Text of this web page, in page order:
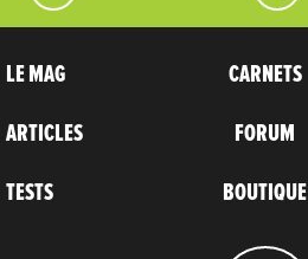
LE MAG
ARTICLES
TESTS
CARNETS
FORUM
BOUTIQUE